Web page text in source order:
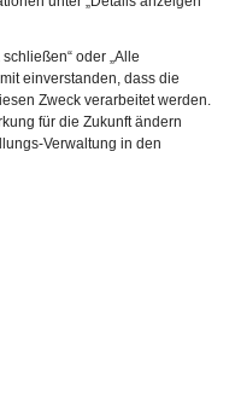
oder „Alle
einverstanden, dass die
Zweck verarbeitet werden.
für die Zukunft ändern
Verwaltung in den
an.
ab sofort
Buchungskalender
werden. Vielen Dank
unter 09561